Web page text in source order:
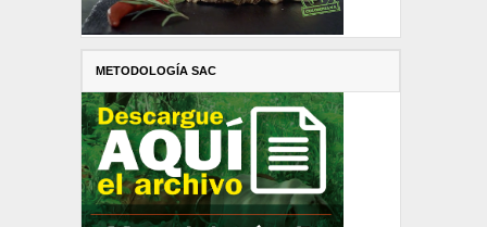
METODOLOGÍA SAC